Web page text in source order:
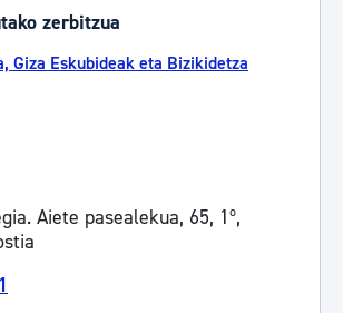
zerbitzua
Giza Eskubideak eta Bizikidetza
Aiete pasealekua, 65, 1º,